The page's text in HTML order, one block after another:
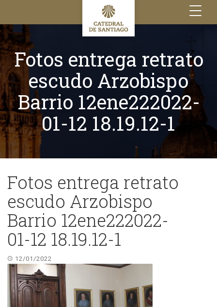
Toggle
navigation
Fotos entrega retrato
escudo Arzobispo
Barrio 12ene222022-
01-12 18.19.12-1
Fotos entrega retrato
escudo Arzobispo
Barrio 12ene222022-
01-12 18.19.12-1
12/01/2022